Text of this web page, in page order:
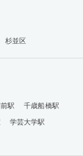
杉並区
駅
千歳船橋駅
学芸大学駅